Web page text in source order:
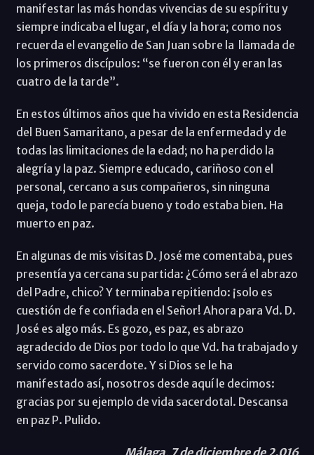
manifestar las más hondas vivencias de su espíritu y
siempre indicaba el lugar, el día y la hora; como nos
recuerda el evangelio de San Juan sobre la llamada de
los primeros discípulos: “se fueron con él y eran las
cuatro de la tarde”.
En estos últimos años que ha vivido en esta Residencia
del Buen Samaritano, a pesar de la enfermedad y de
todas las limitaciones de la edad; no ha perdido la
alegría y la paz. Siempre educado, cariñoso con el
personal, cercano a sus compañeros, sin ninguna
queja, todo le parecía bueno y todo estaba bien. Ha
muerto en paz.
En algunas de mis visitas D. José me comentaba, pues
presentía ya cercana su partida: ¿Cómo será el abrazo
del Padre, chico? Y terminaba repitiendo: ¡solo es
cuestión de fe confiada en el Señor! Ahora para Vd. D.
José es algo más. Es gozo, es paz, es abrazo
agradecido de Dios por todo lo que Vd. ha trabajado y
servido como sacerdote. Y si Dios se le ha
manifestado así, nosotros desde aquí le decimos:
gracias por su ejemplo de vida sacerdotal. Descansa
en paz P. Pulido.
Málaga, 7 de diciembre de 2.016